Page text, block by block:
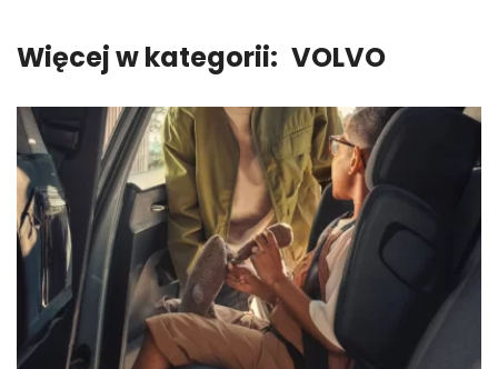
Więcej w kategorii: VOLVO